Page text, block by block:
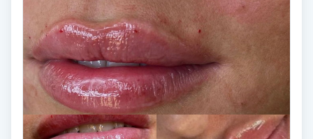
Torr hårbotten
Torrborstning
Triggerpunktsmassage